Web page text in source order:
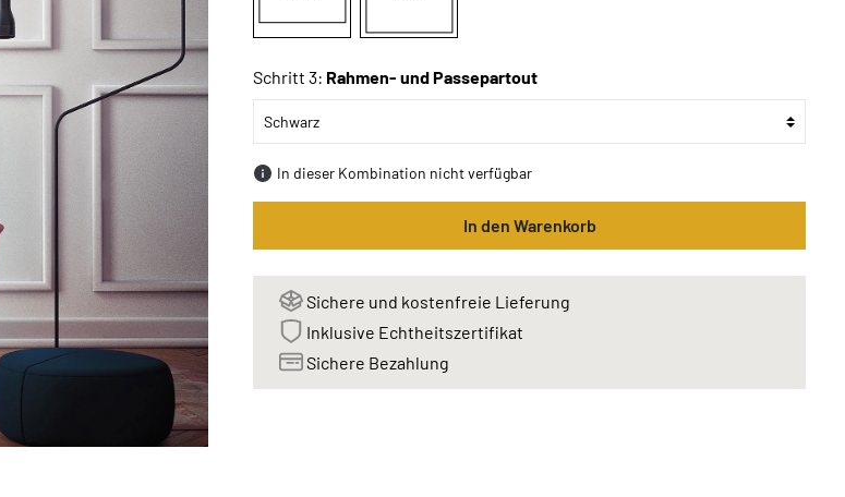
Schritt 3: Rahmen- und Passepartout
In dieser Kombination nicht verfügbar
In den Warenkorb
Sichere und kostenfreie Lieferung
Inklusive Echtheitszertifikat
Sichere Bezahlung